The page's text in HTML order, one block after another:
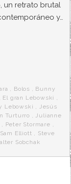
un retrato brutal
y…
, Bolos , Bunny
El gran Lebowski ,
Lebowski , Jesús
Turturro ,Julianne
, Peter Stormare ,
Sam Elliott , Steve
Sobchak